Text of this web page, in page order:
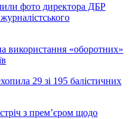
фото директора ДБР
використання «оборотних»
29 зі 195 балістичних
з прем’єром щодо